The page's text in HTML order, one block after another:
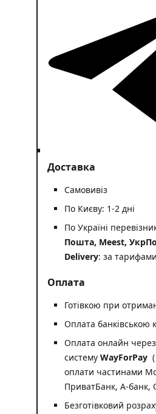
Доставка
Самовивіз
По Києву: 1-2 дні
По Україні
Пошта, Meest,
Delivery: за
Оплата
Готівкою при
Оплата банківською
Оплата онлайн
систему WayForPay
оплати частинами
ПриватБанк, А-банк,
Безготівковий